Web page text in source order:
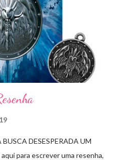
DESESPERADA UM
para escrever uma resenha,